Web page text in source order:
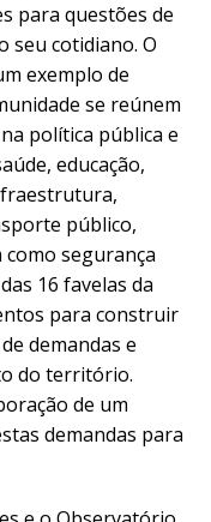
para questões de
seu cotidiano. O
exemplo de
se reúnem
política pública e
educação,
público,
segurança
16 favelas da
para construir
demandas e
do território.
de um
demandas para